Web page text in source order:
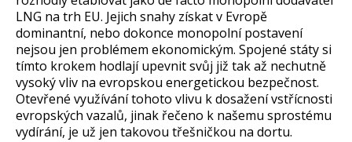
LNG na trh EU. Jejich snahy získat v Evropě
dominantní, nebo dokonce monopolní postavení
nejsou jen problémem ekonomickým. Spojené státy si
tímto krokem hodlají upevnit svůj již tak až nechutně
vysoký vliv na evropskou energetickou bezpečnost.
Otevřené využívání tohoto vlivu k dosažení vstřícnosti
evropských vazalů, jinak řečeno k našemu sprostému
vydírání, je už jen takovou třešničkou na dortu.